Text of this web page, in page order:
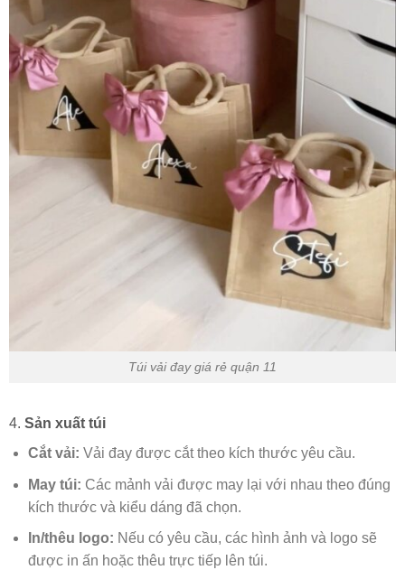
Túi vải đay giá rẻ quận 11
4. Sản xuất túi
Cắt vải: Vải đay được cắt theo kích thước yêu cầu.
May túi: Các mảnh vải được may lại với nhau theo đúng
kích thước và kiểu dáng đã chọn.
In/thêu logo: Nếu có yêu cầu, các hình ảnh và logo sẽ
được in ấn hoặc thêu trực tiếp lên túi.